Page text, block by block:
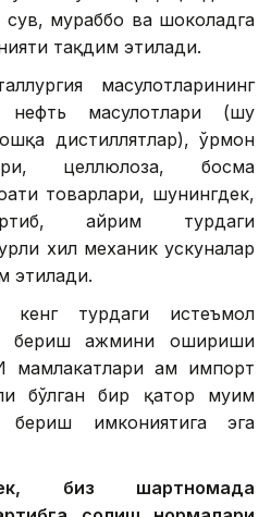
сув, мураббо ва шоколадга
тақдим этилади.
маҳсулотларининг
нефть маҳсулотлари (шу
дистиллятлар), ўрмон
целлюлоза, босма
товарлари, шунингдек,
айрим турдаги
хил механик ускуналар
этилади.
турдаги истеъмол
бериш ҳажмини ошириши
ҳам импорт
бўлган бир қатор муҳим
бериш имкониятига эга
биз шартномада